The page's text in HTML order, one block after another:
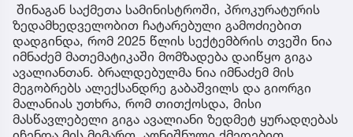
შინაგან საქმეთა სამინისტროში, პროკურატურის
ზედამხედველობით ჩატარებული გამოძიებით
დადგინდა, რომ 2025 წლის სექტემბრის თვეში ნია
იმნაძემ მათემატიკაში მომზადება დაიწყო გიგა
ავალიანთან. ბრალდებულმა ნია იმნაძემ მის
მეგობრებს ალექსანდრე გაბაშვილს და გიორგი
მალანიას უთხრა, რომ თითქოსდა, მისი
მასწავლებელი გიგა ავალიანი ზედმეტ ყურადღებას